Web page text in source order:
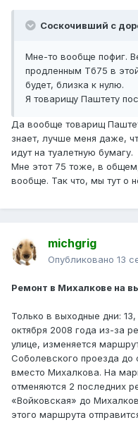
Соскочивший с
Мне-то вообще пофиг.
продленным Тб75 в
будет, близка к нулю.
Я товарищу Паштету
Да вообще товарищ
знает, лучше меня даже,
идут на туалетную бумагу.
Мне этот 75 тоже, в
вообще. Так что, мы тут о
michgrig
Опубликовано 13
Ремонт в Михалкове на
Только в выходные дни:
октября 2008 года из-за
улице, изменяется
Соболевского проезда до
вместо Михалкова. На
отменяются 2 последних
«Войковская» до
этого маршрута